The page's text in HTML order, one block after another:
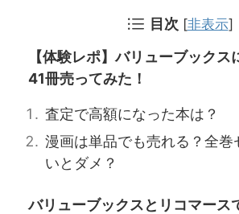
目次 [非表示]
【体験レポ】バリューブックス
41冊売ってみた！
査定で高額になった本は？
漫画は単品でも売れる？全巻
いとダメ？
バリューブックスとリコマース